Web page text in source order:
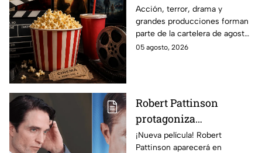
El Final de la Calle Oak
con Anne Hathaway.
Esta es la lista
completa de los
México
Acción, terror, drama y
grandes producciones forman
parte de la cartelera de agosto
en México.
05 agosto, 2026
Robert Pattinson
protagoniza
"Primetime", nueva
película que estrena
¡Nueva película! Robert
Pattinson aparecerá en